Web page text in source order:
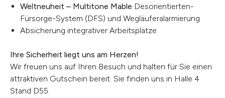
Weltneuheit – Multitone Mable Desorientierten-
Fürsorge-System (DFS) und Wegläuferalarmierung
Absicherung integrativer Arbeitsplätze
Ihre Sicherheit liegt uns am Herzen!
Wir freuen uns auf Ihren Besuch und halten für Sie einen
attraktiven Gutschein bereit. Sie finden uns in Halle 4
Stand D55.